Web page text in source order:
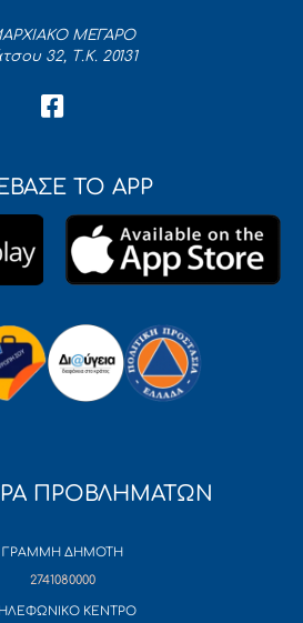
ΜΕΓΑΡΟ
32, Τ.Κ. 20131
ΤΟ APP
ΠΡΟΒΛΗΜΑΤΩΝ
ΓΡΑΜΜΗ ΔΗΜΟΤΗ
2741080000
ΚΕΝΤΡΟ